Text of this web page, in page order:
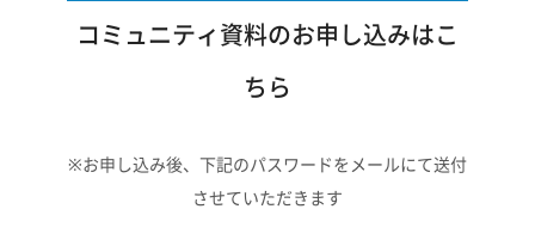
コミュニティ資料のお申し込みはこ
ちら
※お申し込み後、下記のパスワードをメールにて送付
させていただきます